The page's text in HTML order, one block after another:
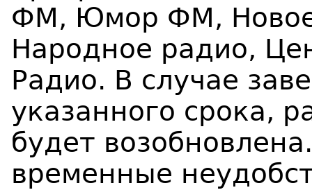
ФМ, Юмор ФМ,
Народное радио,
Радио. В случае
указанного срока,
будет
временные